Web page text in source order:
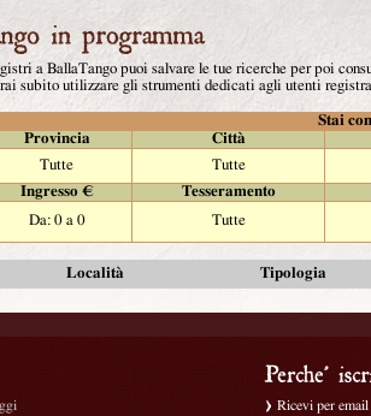
a BallaTango puoi salvare le tue ricerche per poi
subito utilizzare gli strumenti dedicati agli utenti
Stai
Provincia
Città
Tutte
Tutte
Ingresso €
Tesseramento
Da: 0 a 0 Tutte
Località Tipologia
Ricevi per